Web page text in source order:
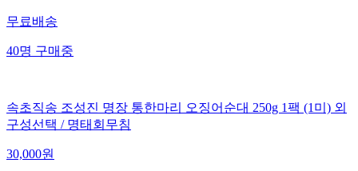
무료배송
40명 구매중
속초직송 조성진 명장 통한마리 오징어순대 250g 1팩 (1미) 외
구성선택 / 명태회무침
30,000원